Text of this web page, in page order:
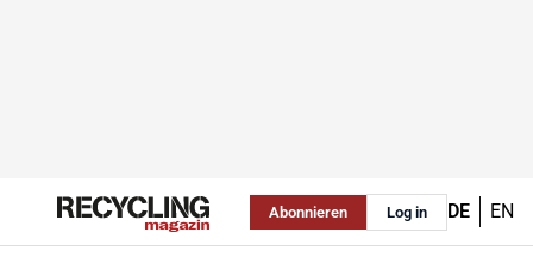
Abonnieren Log in DE EN